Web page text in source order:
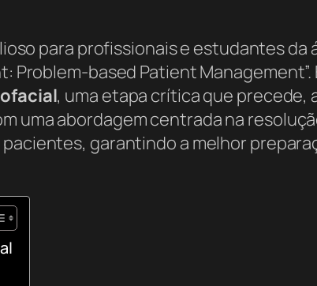
para profissionais e estudantes da
based Patient Management”.
, uma etapa crítica que precede,
uma abordagem centrada na
garantindo a melhor